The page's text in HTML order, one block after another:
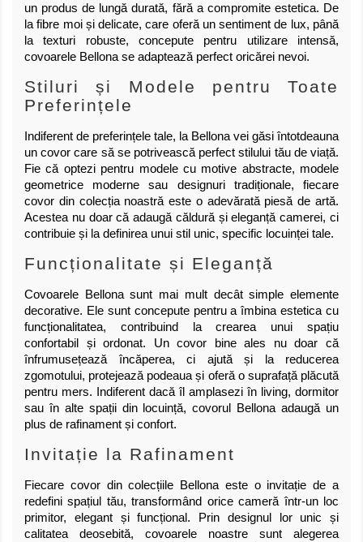
un produs de lungă durată, fără a compromite estetica. De
la fibre moi și delicate, care oferă un sentiment de lux, până
la texturi robuste, concepute pentru utilizare intensă,
covoarele Bellona se adaptează perfect oricărei nevoi.
Stiluri și Modele pentru Toate
Preferințele
Indiferent de preferințele tale, la Bellona vei găsi întotdeauna
un covor care să se potrivească perfect stilului tău de viață.
Fie că optezi pentru modele cu motive abstracte, modele
geometrice moderne sau designuri tradiționale, fiecare
covor din colecția noastră este o adevărată piesă de artă.
Acestea nu doar că adaugă căldură și eleganță camerei, ci
contribuie și la definirea unui stil unic, specific locuinței tale.
Funcționalitate și Eleganță
Covoarele Bellona sunt mai mult decât simple elemente
decorative. Ele sunt concepute pentru a îmbina estetica cu
funcționalitatea, contribuind la crearea unui spațiu
confortabil și ordonat. Un covor bine ales nu doar că
înfrumusețează încăperea, ci ajută și la reducerea
zgomotului, protejează podeaua și oferă o suprafață plăcută
pentru mers. Indiferent dacă îl amplasezi în living, dormitor
sau în alte spații din locuință, covorul Bellona adaugă un
plus de rafinament și confort.
Invitație la Rafinament
Fiecare covor din colecțiile Bellona este o invitație de a
redefini spațiul tău, transformând orice cameră într-un loc
primitor, elegant și funcțional. Prin designul lor unic și
calitatea deosebită, covoarele noastre sunt alegerea